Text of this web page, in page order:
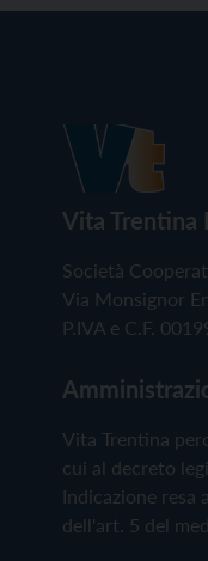
Vita Trentina
Società
Via Monsignor
P.IVA e C.F.
Vita Trentina
cui al decreto
Indicazione resa
dell'art. 5 del